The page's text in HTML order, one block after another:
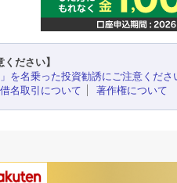
ください】
」を名乗った投資勧誘にご注意くださ
名取引について
著作権について